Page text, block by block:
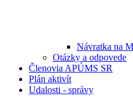
Návratka na
Otázky a odpovede
Členovia APÚMS SR
Plán aktivít
Udalosti - správy